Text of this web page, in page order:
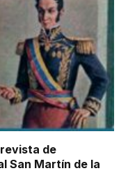
de
San Martín de la